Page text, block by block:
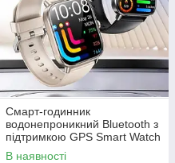
Смарт-годинник
водонепроникний Bluetooth з
підтримкою GPS Smart Watch
Remax WATCH20 Integrated
В наявності